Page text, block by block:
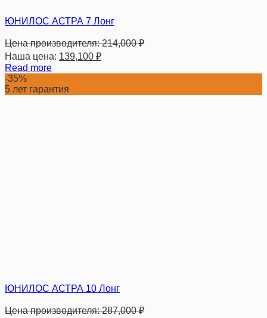
ЮНИЛОС АСТРА 7 Лонг
Цена производителя:214,000₽
Наша цена: 139,100 ₽
Read more
-35%
5 лет гарантия
ЮНИЛОС АСТРА 10 Лонг
Цена производителя:287,000₽